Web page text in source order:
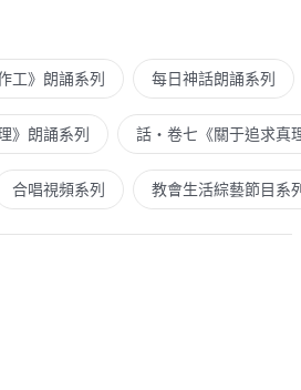
工》朗誦系列 每日神話朗誦系列
》朗誦系列 話・卷七《關于追求真
合唱視頻系列 教會生活綜藝節目系